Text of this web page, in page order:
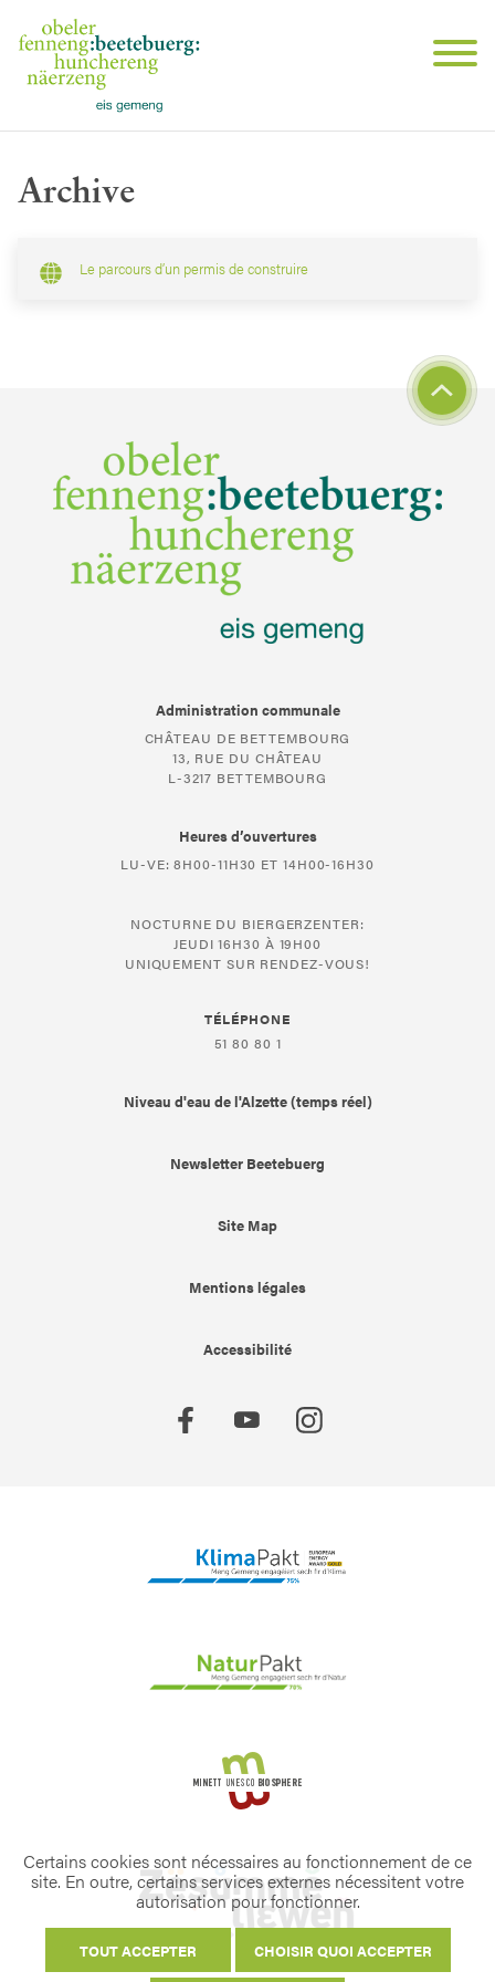
Archive
Le parcours d’un permis de construire
Administration communale
CHÂTEAU DE BETTEMBOURG
13, RUE DU CHÂTEAU
L-3217 BETTEMBOURG
Heures d’ouvertures
LU-VE: 8H00-11H30 ET 14H00-16H30
NOCTURNE DU BIERGERZENTER:
JEUDI 16H30 À 19H00
UNIQUEMENT SUR RENDEZ-VOUS!
TÉLÉPHONE
51 80 80 1
Niveau d'eau de l'Alzette (temps réel)
Newsletter Beetebuerg
Site Map
Mentions légales
Accessibilité
Certains cookies sont nécessaires au fonctionnement de ce
site. En outre, certains services externes nécessitent votre
autorisation pour fonctionner.
TOUT ACCEPTER CHOISIR QUOI ACCEPTER